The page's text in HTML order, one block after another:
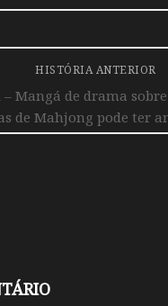
HISTÓRIA ANTERIOR
Mangá de drama
de Mahjong pode ter